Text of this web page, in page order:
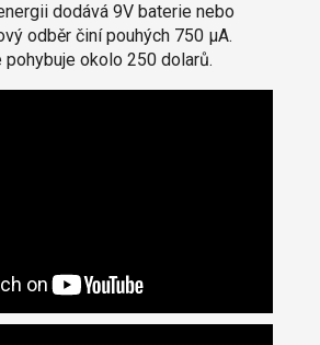
dodává 9V baterie nebo
odběr činí pouhých 750 μA.
okolo 250 dolarů.